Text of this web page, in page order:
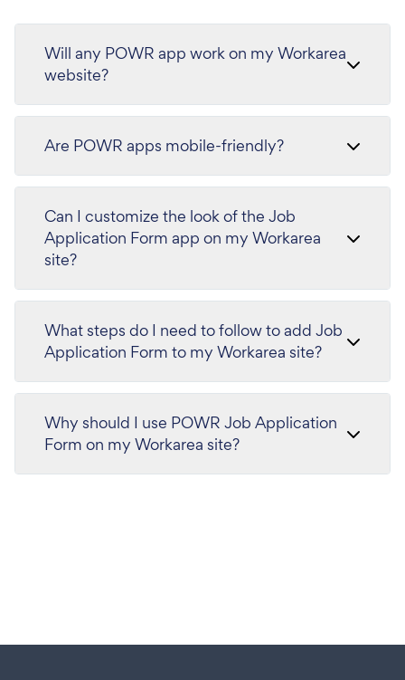
Will any POWR app work on my Workarea
website?
Are POWR apps mobile-friendly?
Can I customize the look of the Job
Application Form app on my Workarea
site?
What steps do I need to follow to add Job
Application Form to my Workarea site?
Why should I use POWR Job Application
Form on my Workarea site?